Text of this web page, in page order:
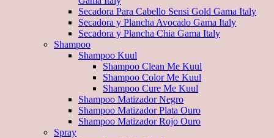
Secadora Para Cabello Sensi Gold Gama Italy
Secadora y Plancha Avocado Gama Italy
Secadora y Plancha Chia Gama Italy
Shampoo
Shampoo Kuul
Shampoo Clean Me Kuul
Shampoo Color Me Kuul
Shampoo Cure Me Kuul
Shampoo Matizador Negro
Shampoo Matizador Plata Ouro
Shampoo Matizador Rojo Ouro
Spray